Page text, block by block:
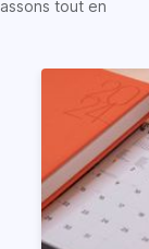
tout en